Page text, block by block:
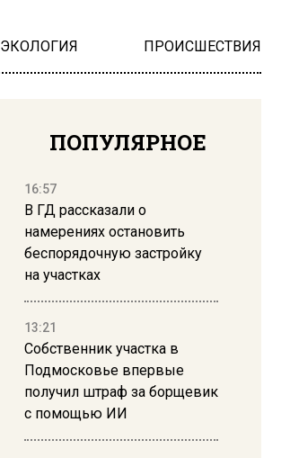
ЭКОЛОГИЯ ПРОИСШЕСТВИЯ
ПОПУЛЯРНОЕ
16:57
В ГД рассказали о
намерениях остановить
беспорядочную застройку
на участках
13:21
Собственник участка в
Подмосковье впервые
получил штраф за борщевик
с помощью ИИ